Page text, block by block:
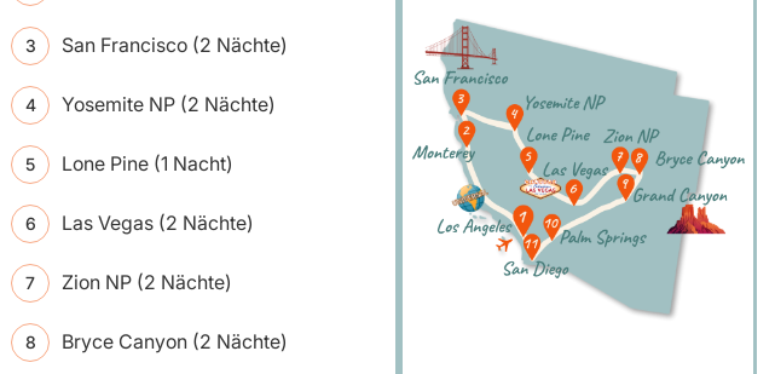
San Francisco (2 Nächte)
Yosemite NP (2 Nächte)
Lone Pine (1 Nacht)
Las Vegas (2 Nächte)
Zion NP (2 Nächte)
Bryce Canyon (2 Nächte)